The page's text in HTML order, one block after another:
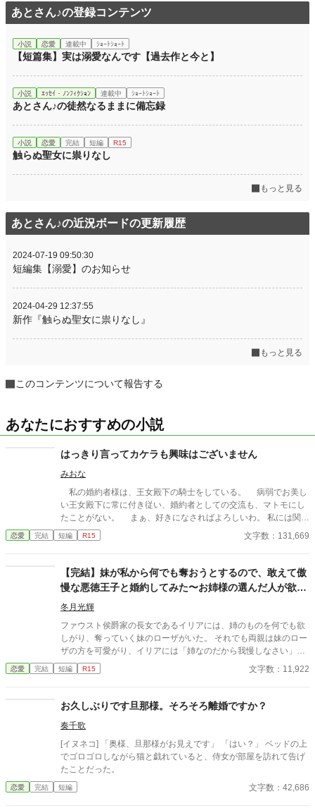
あとさん♪の登録コンテンツ
小説 恋愛 連載中 ｼｮｰﾄｼｮｰﾄ
【短篇集】実は溺愛なんです【過去作と今と】
小説 ｴｯｾｲ・ﾉﾝﾌｨｸｼｮﾝ 連載中 ｼｮｰﾄｼｮｰﾄ
あとさん♪の徒然なるままに備忘録
小説 恋愛 完結 短編 R15
触らぬ聖女に祟りなし
もっと見る
あとさん♪の近況ボードの更新履歴
2024-07-19 09:50:30
短編集【溺愛】のお知らせ
2024-04-29 12:37:55
新作『触らぬ聖女に祟りなし』
もっと見る
このコンテンツについて報告する
あなたにおすすめの小説
はっきり言ってカケラも興味はございません
みおな
私の婚約者様は、王女殿下の騎士をしている。 病弱でお美し
い王女殿下に常に付き従い、婚約者としての交流も、マトモにし
たことがない。 まぁ、好きになさればよろしいわ。 私には関係
ないことですから。
恋愛 完結 短編 R15 文字数：131,669
【完結】妹が私から何でも奪おうとするので、敢えて傲
慢な悪徳王子と婚約してみた〜お姉様の選んだ人が欲し
い？分かりました、後悔しても遅いですよ
冬月光輝
ファウスト侯爵家の長女であるイリアには、姉のものを何でも欲
しがり、奪っていく妹のローザがいた。 それでも両親は妹のロー
ザの方を可愛がり、イリアには「姉なのだから我慢しなさい」と
反論を許さない。 妹の欲しがりは増長して、遂にはイリアの婚約
者を奪おうとした上で破談に追いやってしまう。 「だって、お姉
ゃないですか」 大事な縁談が壊れたにも関わらず、悪びれない妹
に頭を抱えていた頃、傲慢でモラハラ気質が原因で何人もの婚約
者を精神的に追い詰めて破談に導いたという、この国の第二王子
ダミアンがイリアに見惚れて求婚をする。 「ローザが私のモノを
何でも欲しがるのならいっそのこと――」 イリアは、あることを
思いついてダミアンと婚約することを決意した。 「毒を以て毒を
恋愛 完結 短編 R15 文字数：11,922
お久しぶりです旦那様。そろそろ離婚ですか？
奏千歌
[イヌネコ] 「奥様、旦那様がお見えです」 「はい？」 ベッドの上
でゴロゴロしながら猫と戯れていると、侍女が部屋を訪れて告げ
たことだった。
恋愛 完結 短編 文字数：42,686